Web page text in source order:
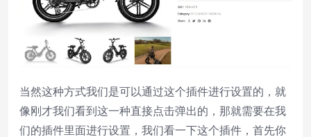
当然这种方式我们是可以通过这个插件进行设置的，就
像刚才我们看到这一种直接点击弹出的，那就需要在我
们的插件里面进行设置，我们看一下这个插件，首先你